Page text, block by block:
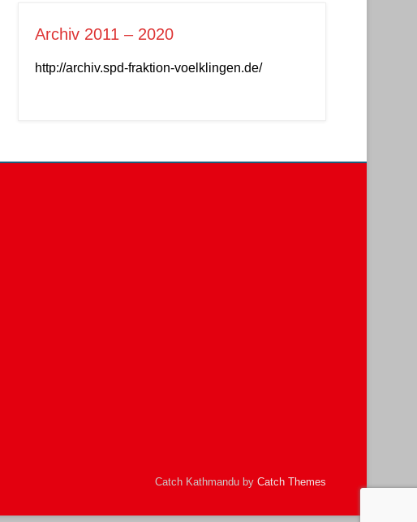
Archiv 2011 – 2020
http://archiv.spd-fraktion-voelklingen.de/
Catch Kathmandu by Catch Themes